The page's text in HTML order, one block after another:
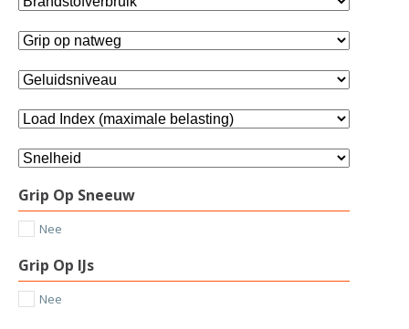
Grip Op Sneeuw
Nee
Grip Op IJs
Nee